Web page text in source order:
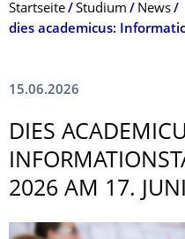
Breadcrumb-Menü
Startseite Studium
News
15.06.2026
DIES
2026 AM 17. JUNI